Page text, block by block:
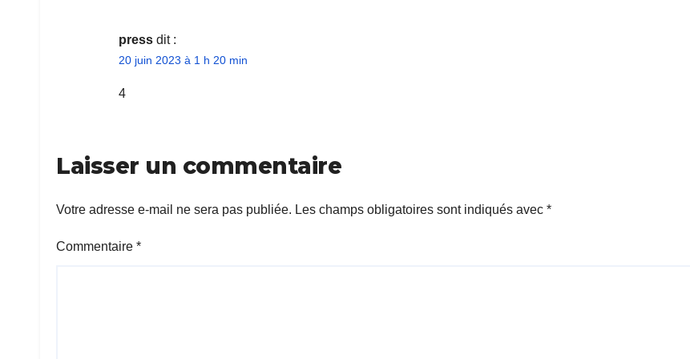
press dit :
20 juin 2023 à 1 h 20 min
4
Laisser un commentaire
Votre adresse e-mail ne sera pas publiée. Les champs obligatoires sont indiqués avec *
Commentaire *